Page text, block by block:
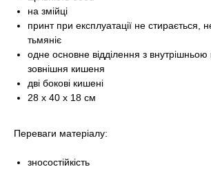
на змійці
принт при експлуатації не стирається,
тьмяніє
одне основне відділення з
зовнішня кишеня
дві бокові кишені
28 х 40 х 18 см
Переваги матеріалу:
зносостійкість